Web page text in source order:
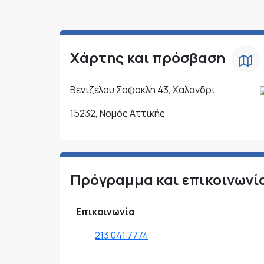
Χάρτης και πρόσβαση
Βενιζελου Σοφοκλη 43, Χαλανδρι
15232, Νομός Αττικής
Πρόγραμμα και
Επικοινωνία
213 041 7774